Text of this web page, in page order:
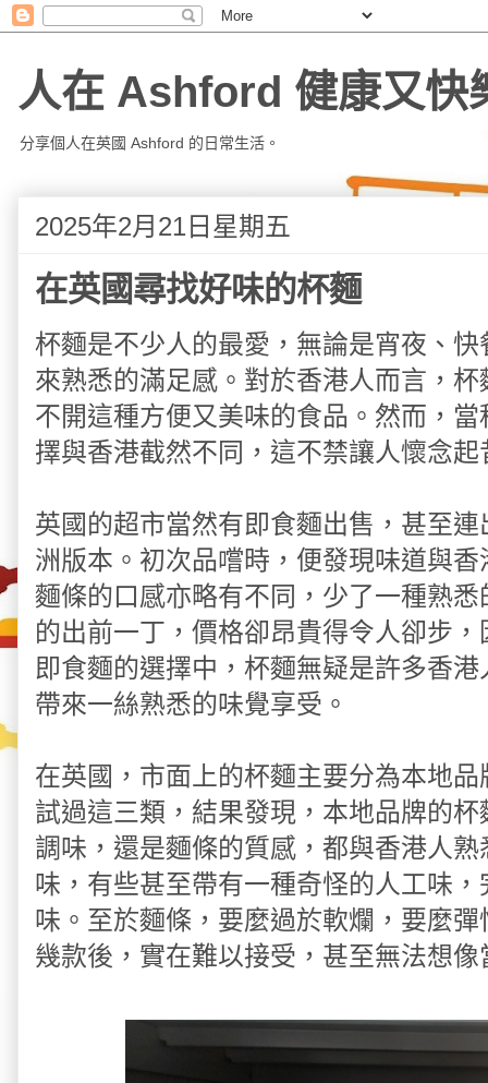
人在 Ashford 健康又快
分享個人在英國 Ashford 的日常生活。
2025年2月21日星期五
在英國尋找好味的杯麵
杯麵是不少人的最愛，無論是宵夜、
來熟悉的滿足感。對於香港人而言，
不開這種方便又美味的食品。然而，
擇與香港截然不同，這不禁讓人懷念
英國的超市當然有即食麵出售，甚至
洲版本。初次品嚐時，便發現味道與
麵條的口感亦略有不同，少了一種熟
的出前一丁，價格卻昂貴得令人卻步
即食麵的選擇中，杯麵無疑是許多香
帶來一絲熟悉的味覺享受。
在英國，市面上的杯麵主要分為本地
試過這三類，結果發現，本地品牌的
調味，還是麵條的質感，都與香港人
味，有些甚至帶有一種奇怪的人工味
味。至於麵條，要麼過於軟爛，要麼
幾款後，實在難以接受，甚至無法想